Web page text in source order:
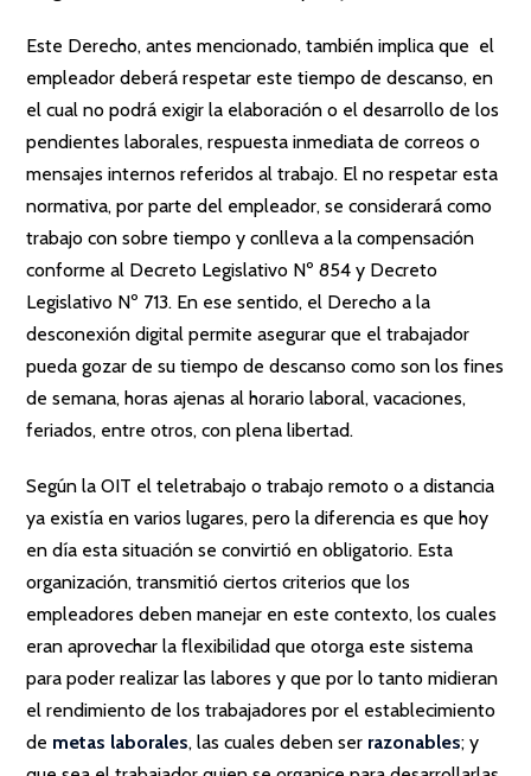
Este Derecho, antes mencionado, también implica que el
empleador deberá respetar este tiempo de descanso, en
el cual no podrá exigir la elaboración o el desarrollo de los
pendientes laborales, respuesta inmediata de correos o
mensajes internos referidos al trabajo. El no respetar esta
normativa, por parte del empleador, se considerará como
trabajo con sobre tiempo y conlleva a la compensación
conforme al Decreto Legislativo Nº 854 y Decreto
Legislativo Nº 713. En ese sentido, el Derecho a la
desconexión digital permite asegurar que el trabajador
pueda gozar de su tiempo de descanso como son los fines
de semana, horas ajenas al horario laboral, vacaciones,
feriados, entre otros, con plena libertad.
Según la OIT el teletrabajo o trabajo remoto o a distancia
ya existía en varios lugares, pero la diferencia es que hoy
en día esta situación se convirtió en obligatorio. Esta
organización, transmitió ciertos criterios que los
empleadores deben manejar en este contexto, los cuales
eran aprovechar la flexibilidad que otorga este sistema
para poder realizar las labores y que por lo tanto midieran
el rendimiento de los trabajadores por el establecimiento
de metas laborales, las cuales deben ser razonables; y